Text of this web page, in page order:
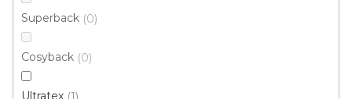
Superback 0
Cosyback 0
Ultratex